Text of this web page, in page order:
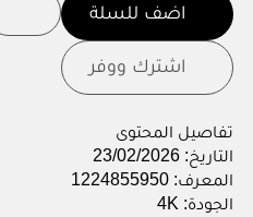
اضف للسلة
اشترك ووفر
تفاصيل المحتوى
التاريخ: 23/02/2026
المعرف: 1224855950
الجودة: 4K